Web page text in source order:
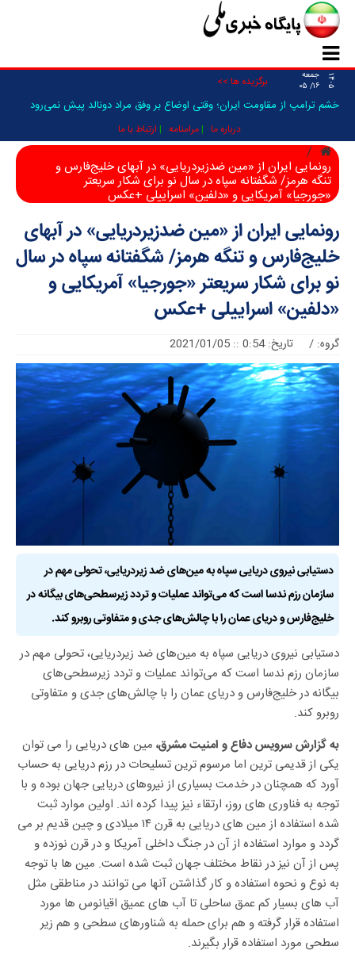
۱۴۰۵
جمعه
۱۶/ ۰۵
برگزیده ها >>
خشم ترامپ از مقاومت ایران؛ وقتی اوضاع بر وفق مراد دونالد پیش نمی‌رود
درباره ما مرامنامه ارتباط با ما
رونمایی ایران از «مین ضدزیردریایی» در آبهای خلیج‌فارس و
تنگه هرمز/ شگفتانه سپاه در سال نو برای شکار سریعتر
«جورجیا» آمریکایی و «دلفین» اسراییلی +عکس
رونمایی ایران از «مین ضدزیردریایی» در آبهای
خلیج‌فارس و تنگه هرمز/ شگفتانه سپاه در سال
نو برای شکار سریعتر «جورجیا» آمریکایی و
«دلفین» اسراییلی +عکس
گروه: / تاریخ: 0:54 :: 2021/01/05
دستیابی نیروی دریایی سپاه به مین‌های ضد زیردریایی، تحولی مهم در
سازمان رزم ندسا است که می‌تواند عملیات و تردد زیرسطحی‌های بیگانه در
خلیج‌فارس و دریای عمان را با چالش‌های جدی و متفاوتی روبرو کند.
دستیابی نیروی دریایی سپاه به مین‌های ضد زیردریایی، تحولی مهم در
سازمان رزم ندسا است که می‌تواند عملیات و تردد زیرسطحی‌های
بیگانه در خلیج‌فارس و دریای عمان را با چالش‌های جدی و متفاوتی
روبرو کند.
به گزارش سرویس دفاع و امنیت مشرق، مین های دریایی را می توان
یکی از قدیمی ترین اما مرسوم ترین تسلیحات در رزم دریایی به حساب
آورد که همچنان در خدمت بسیاری از نیروهای دریایی جهان بوده و با
توجه به فناوری های روز، ارتقاء نیز پیدا کرده اند. اولین موارد ثبت
شده استفاده از مین های دریایی به قرن ۱۴ میلادی و چین قدیم بر می
گردد و موارد استفاده از آن در جنگ داخلی آمریکا و در قرن نوزده و
پس از آن نیز در نقاط مختلف جهان ثبت شده است. مین ها با توجه
به نوع و نحوه استفاده و کار گذاشتن آنها می توانند در مناطقی مثل
آب های بسیار کم عمق ساحلی تا آب های عمیق اقیانوس ها مورد
استفاده قرار گرفته و هم برای حمله به شناورهای سطحی و هم زیر
سطحی مورد استفاده قرار بگیرند.